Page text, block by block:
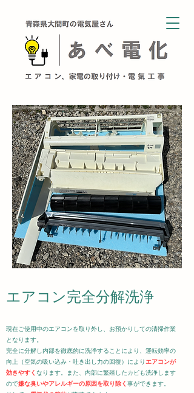
エアコン完全分解洗浄
現在ご使用中のエアコンを取り外し、お預かりしての清掃作業
となります。
完全に分解し内部を徹底的に洗浄することにより、運転効率の
向上（空気の吸い込み・吐き出し力の回復）によりエアコンが
効きやすく なります。また、内部に繁殖したカビも洗浄します
ので嫌な臭いやアレルギーの原因を取り除く 事ができます。